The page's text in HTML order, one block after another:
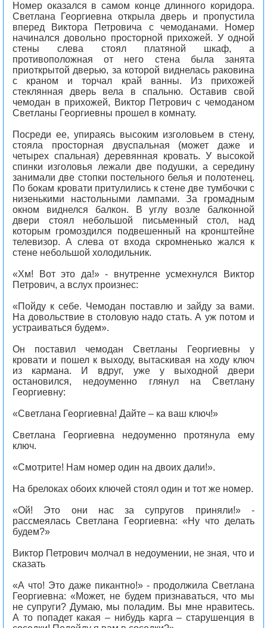
Номер оказался в самом конце длинного коридора.
Светлана Георгиевна открыла дверь и пропустила
вперед Виктора Петровича с чемоданами. Номер
начинался довольно просторной прихожей. У одной
стены слева стоял платяной шкаф, а
противоположная от него стена была занята
приоткрытой дверью, за которой виднелась раковина
с краном и торчал край ванны. Из прихожей
стеклянная дверь вела в спальню. Оставив свой
чемодан в прихожей, Виктор Петрович с чемоданом
Светланы Георгиевны прошел в комнату.
Посреди ее, упираясь высоким изголовьем в стену,
стояла просторная двуспальная (может даже и
четырех спальная) деревянная кровать. У высокой
спинки изголовья лежали две подушки, а середину
занимали две стопки постельного белья и полотенец.
По бокам кровати притулились к стене две тумбочки с
низенькими настольными лампами. За громадным
окном виднелся балкон. В углу возле балконной
двери стоял небольшой письменный стол, над
которым громоздился подвешенный на кронштейне
телевизор. А слева от входа скромненько жался к
стене небольшой холодильник.
«Хм! Вот это да!» - внутренне усмехнулся Виктор
Петрович, а вслух произнес:
«Пойду к себе. Чемодан поставлю и зайду за вами.
На довольствие в столовую надо стать. А уж потом и
устраиваться будем».
Он поставил чемодан Светланы Георгиевны у
кровати и пошел к выходу, вытаскивая на ходу ключ
из кармана. И вдруг, уже у выходной двери
остановился, недоуменно глянул на Светлану
Георгиевну:
«Светлана Георгиевна! Дайте – ка ваш ключ!»
Светлана Георгиевна недоуменно протянула ему
ключ.
«Смотрите! Нам номер один на двоих дали!».
На брелоках обоих ключей стоял один и тот же номер.
«Ой! Это они нас за супругов приняли!» -
рассмеялась Светлана Георгиевна: «Ну что делать
будем?»
Виктор Петрович молчал в недоумении, не зная, что и
сказать
«А что! Это даже пикантно!» - продолжила Светлана
Георгиевна: «Может, не будем признаваться, что мы
не супруги? Думаю, мы поладим. Вы мне нравитесь.
А то попадет какая – нибудь карга – старушенция в